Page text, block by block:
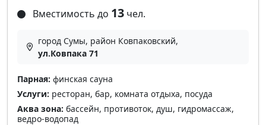
Вместимость до 13 чел.
город Сумы, район Ковпаковский,
ул.Ковпака 71
Парная: финская сауна
Услуги: ресторан, бар, комната отдыха, посуда
Аква зона: бассейн, противоток, душ, гидромассаж,
ведро-водопад